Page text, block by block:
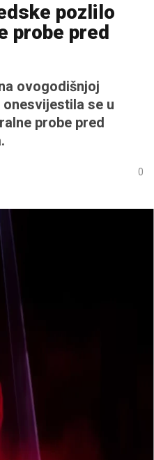
pozlilo
probe pred
ovogodišnjoj
se u
probe pred
0